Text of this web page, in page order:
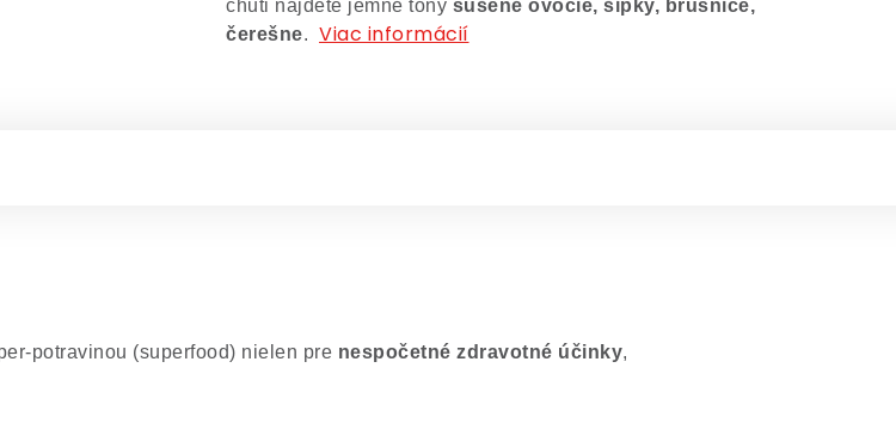
chuti nájdete jemné tóny sušené ovocie, šípky, brusnice,
čerešne. Viac informácií
potravinou (superfood) nielen pre nespočetné zdravotné účinky,